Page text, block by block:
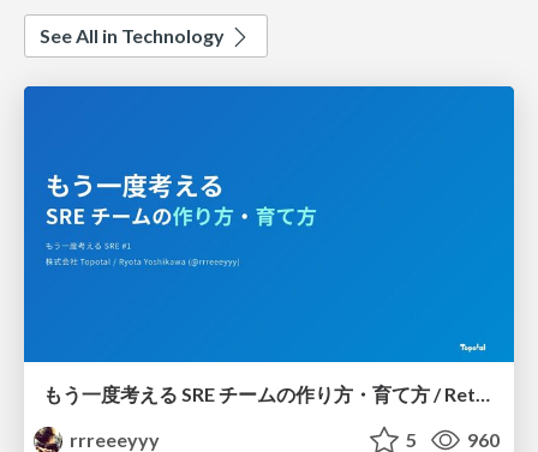
See All in Technology
rrreeeyyy
5 960